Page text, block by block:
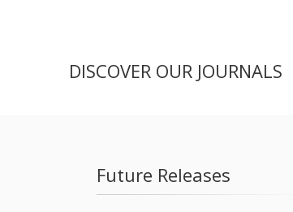
DISCOVER OUR JOURNALS
Future Releases